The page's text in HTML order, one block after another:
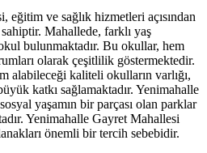
eğitim ve sağlık hizmetleri açısından
Mahallede, farklı yaş
bulunmaktadır. Bu okullar, hem
olarak çeşitlilik göstermektedir.
alabileceği kaliteli okulların varlığı,
katkı sağlamaktadır. Yenimahalle
yaşamın bir parçası olan parklar
Yenimahalle Gayret Mahallesi
önemli bir tercih sebebidir.